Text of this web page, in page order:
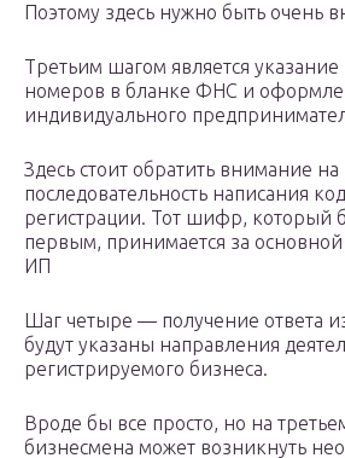
Поэтому здесь нужно быть очень
Третьим шагом является
номеров в бланке ФНС и
индивидуального
Здесь стоит обратить внимание на
последовательность написания
регистрации. Тот шифр, который
первым, принимается за основной
ИП
Шаг четыре — получение ответа
будут указаны направления
регистрируемого бизнеса.
Вроде бы все просто, но на
бизнесмена может возникнуть